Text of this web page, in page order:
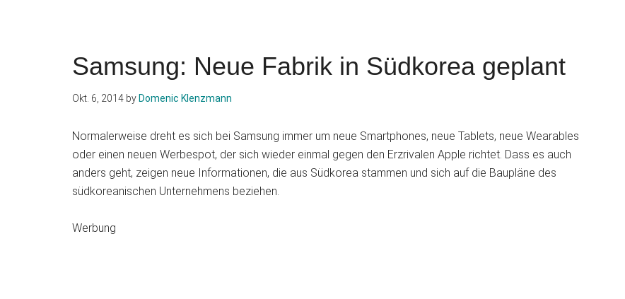
Samsung: Neue Fabrik in Südkorea geplant
Okt. 6, 2014 by Domenic Klenzmann
Normalerweise dreht es sich bei Samsung immer um neue Smartphones, neue Tablets, neue Wearables
oder einen neuen Werbespot, der sich wieder einmal gegen den Erzrivalen Apple richtet. Dass es auch
anders geht, zeigen neue Informationen, die aus Südkorea stammen und sich auf die Baupläne des
südkoreanischen Unternehmens beziehen.
Werbung